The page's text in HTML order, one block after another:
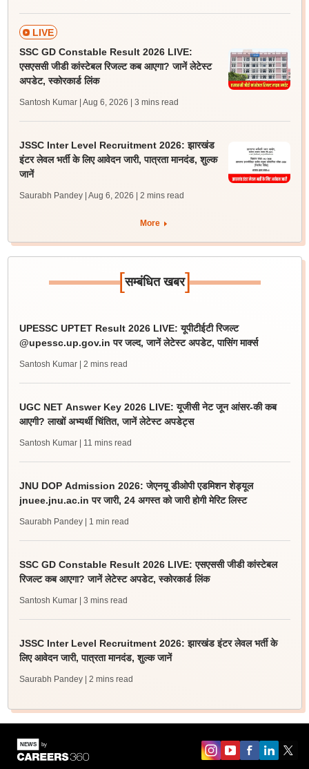
LIVE
SSC GD Constable Result 2026 LIVE:
एसएससी जीडी कांस्टेबल रिजल्ट कब आएगा? जानें लेटेस्ट
अपडेट, स्कोरकार्ड लिंक
Santosh Kumar | Aug 6, 2026 | 3 mins read
JSSC Inter Level Recruitment 2026: झारखंड
इंटर लेवल भर्ती के लिए आवेदन जारी, पात्रता मानदंड, शुल्क
जानें
Saurabh Pandey | Aug 6, 2026 | 2 mins read
More
[सम्बंधित खबर]
UPESSC UPTET Result 2026 LIVE: यूपीटीईटी रिजल्ट
@upessc.up.gov.in पर जल्द, जानें लेटेस्ट अपडेट, पासिंग मार्क्स
Santosh Kumar | 2 mins read
UGC NET Answer Key 2026 LIVE: यूजीसी नेट जून आंसर-की कब
आएगी? लाखों अभ्यर्थी चिंतित, जानें लेटेस्ट अपडेट्स
Santosh Kumar | 11 mins read
JNU DOP Admission 2026: जेएनयू डीओपी एडमिशन शेड्यूल
jnuee.jnu.ac.in पर जारी, 24 अगस्त को जारी होगी मेरिट लिस्ट
Saurabh Pandey | 1 min read
SSC GD Constable Result 2026 LIVE: एसएससी जीडी कांस्टेबल
रिजल्ट कब आएगा? जानें लेटेस्ट अपडेट, स्कोरकार्ड लिंक
Santosh Kumar | 3 mins read
JSSC Inter Level Recruitment 2026: झारखंड इंटर लेवल भर्ती के
लिए आवेदन जारी, पात्रता मानदंड, शुल्क जानें
Saurabh Pandey | 2 mins read